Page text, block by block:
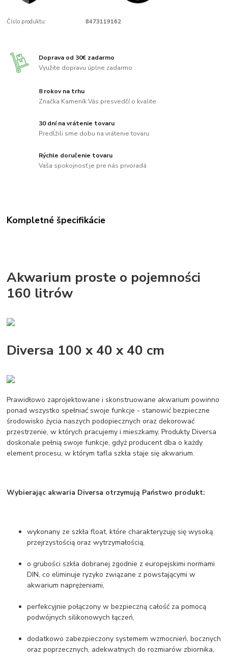
Číslo produktu: 8473119162
Doprava od 30€ zadarmo
Využite dopravu úplne zadarmo
8 rokov na trhu
Značka Kameník Vás presvedčí o kvalite
30 dní na vrátenie tovaru
Predĺžili sme dobu na vrátenie tovaru
Rýchle doručenie tovaru
Vaša spokojnosť je pre nás prvoradá
Kompletné špecifikácie
Akwarium proste o pojemności
160 litrów
Diversa 100 x 40 x 40 cm
Prawidłowo zaprojektowane i skonstruowane akwarium powinno
ponad wszystko spełniać swoje funkcje - stanowić bezpieczne
środowisko życia naszych podopiecznych oraz dekorować
przestrzenie, w których pracujemy i mieszkamy. Produkty Diversa
doskonale pełnią swoje funkcje, gdyż producent dba o każdy
element procesu, w którym tafla szkła staje się akwarium.
Wybierając akwaria Diversa otrzymują Państwo produkt:
wykonany ze szkła float, które charakteryzuję się wysoką
przejrzystością oraz wytrzymałością,
o grubości szkła dobranej zgodnie z europejskimi normami
DIN, co eliminuje ryzyko związane z powstającymi w
akwarium naprężeniami,
perfekcyjnie połączony w bezpieczną całość za pomocą
podwójnych silikonowych łączeń,
dodatkowo zabezpieczony systemem wzmocnień, bocznych
oraz poprzecznych, adekwatnych do rozmiarów zbiornika,